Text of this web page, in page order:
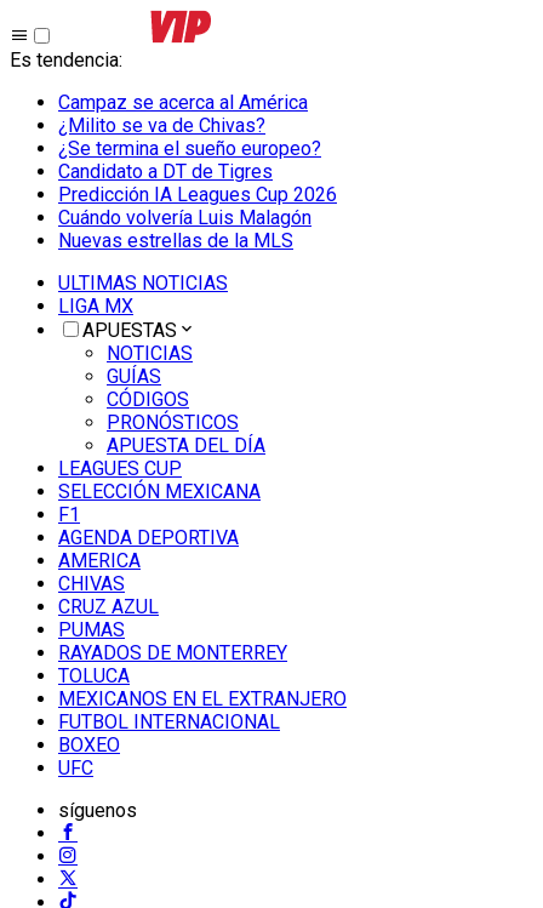
Es tendencia:
Campaz se acerca al América
¿Milito se va de Chivas?
¿Se termina el sueño europeo?
Candidato a DT de Tigres
Predicción IA Leagues Cup 2026
Cuándo volvería Luis Malagón
Nuevas estrellas de la MLS
ULTIMAS NOTICIAS
LIGA MX
APUESTAS
NOTICIAS
GUÍAS
CÓDIGOS
PRONÓSTICOS
APUESTA DEL DÍA
LEAGUES CUP
SELECCIÓN MEXICANA
F1
AGENDA DEPORTIVA
AMERICA
CHIVAS
CRUZ AZUL
PUMAS
RAYADOS DE MONTERREY
TOLUCA
MEXICANOS EN EL EXTRANJERO
FUTBOL INTERNACIONAL
BOXEO
UFC
síguenos